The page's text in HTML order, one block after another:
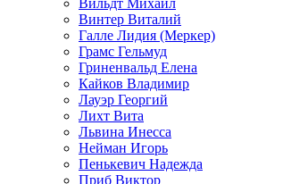
Вильдт Михаил
Винтер Виталий
Галле Лидия (Меркер)
Грамс Гельмуд
Гриненвальд Елена
Кайков Владимир
Лауэр Георгий
Лихт Вита
Львина Инесса
Нейман Игорь
Пенькевич Надежда
Приб Виктор